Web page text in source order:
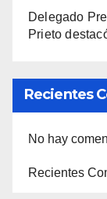
Delegado
Prieto
Recientes
No hay
Recientes